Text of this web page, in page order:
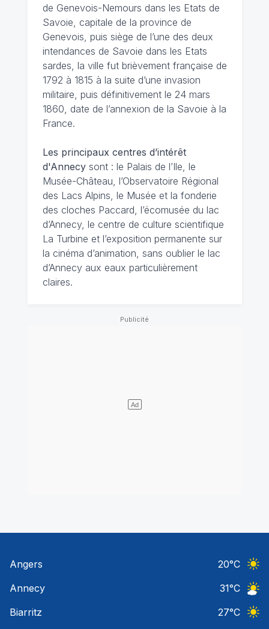
de Genevois-Nemours dans les Etats de
Savoie, capitale de la province de
Genevois, puis siège de l’une des deux
intendances de Savoie dans les Etats
sardes, la ville fut brièvement française de
1792 à 1815 à la suite d’une invasion
militaire, puis définitivement le 24 mars
1860, date de l’annexion de la Savoie à la
France.
Les principaux centres d’intérêt
d'Annecysont : le Palais de l’Ile, le
Musée-Château, l’Observatoire Régional
des Lacs Alpins, le Musée et la fonderie
des cloches Paccard, l’écomusée du lac
d’Annecy, le centre de culture scientifique
La Turbine et l’exposition permanente sur
la cinéma d’animation, sans oublier le lac
d’Annecy aux eaux particulièrement
claires.
Angers 20°C
Annecy
31°C
Biarritz
27°C